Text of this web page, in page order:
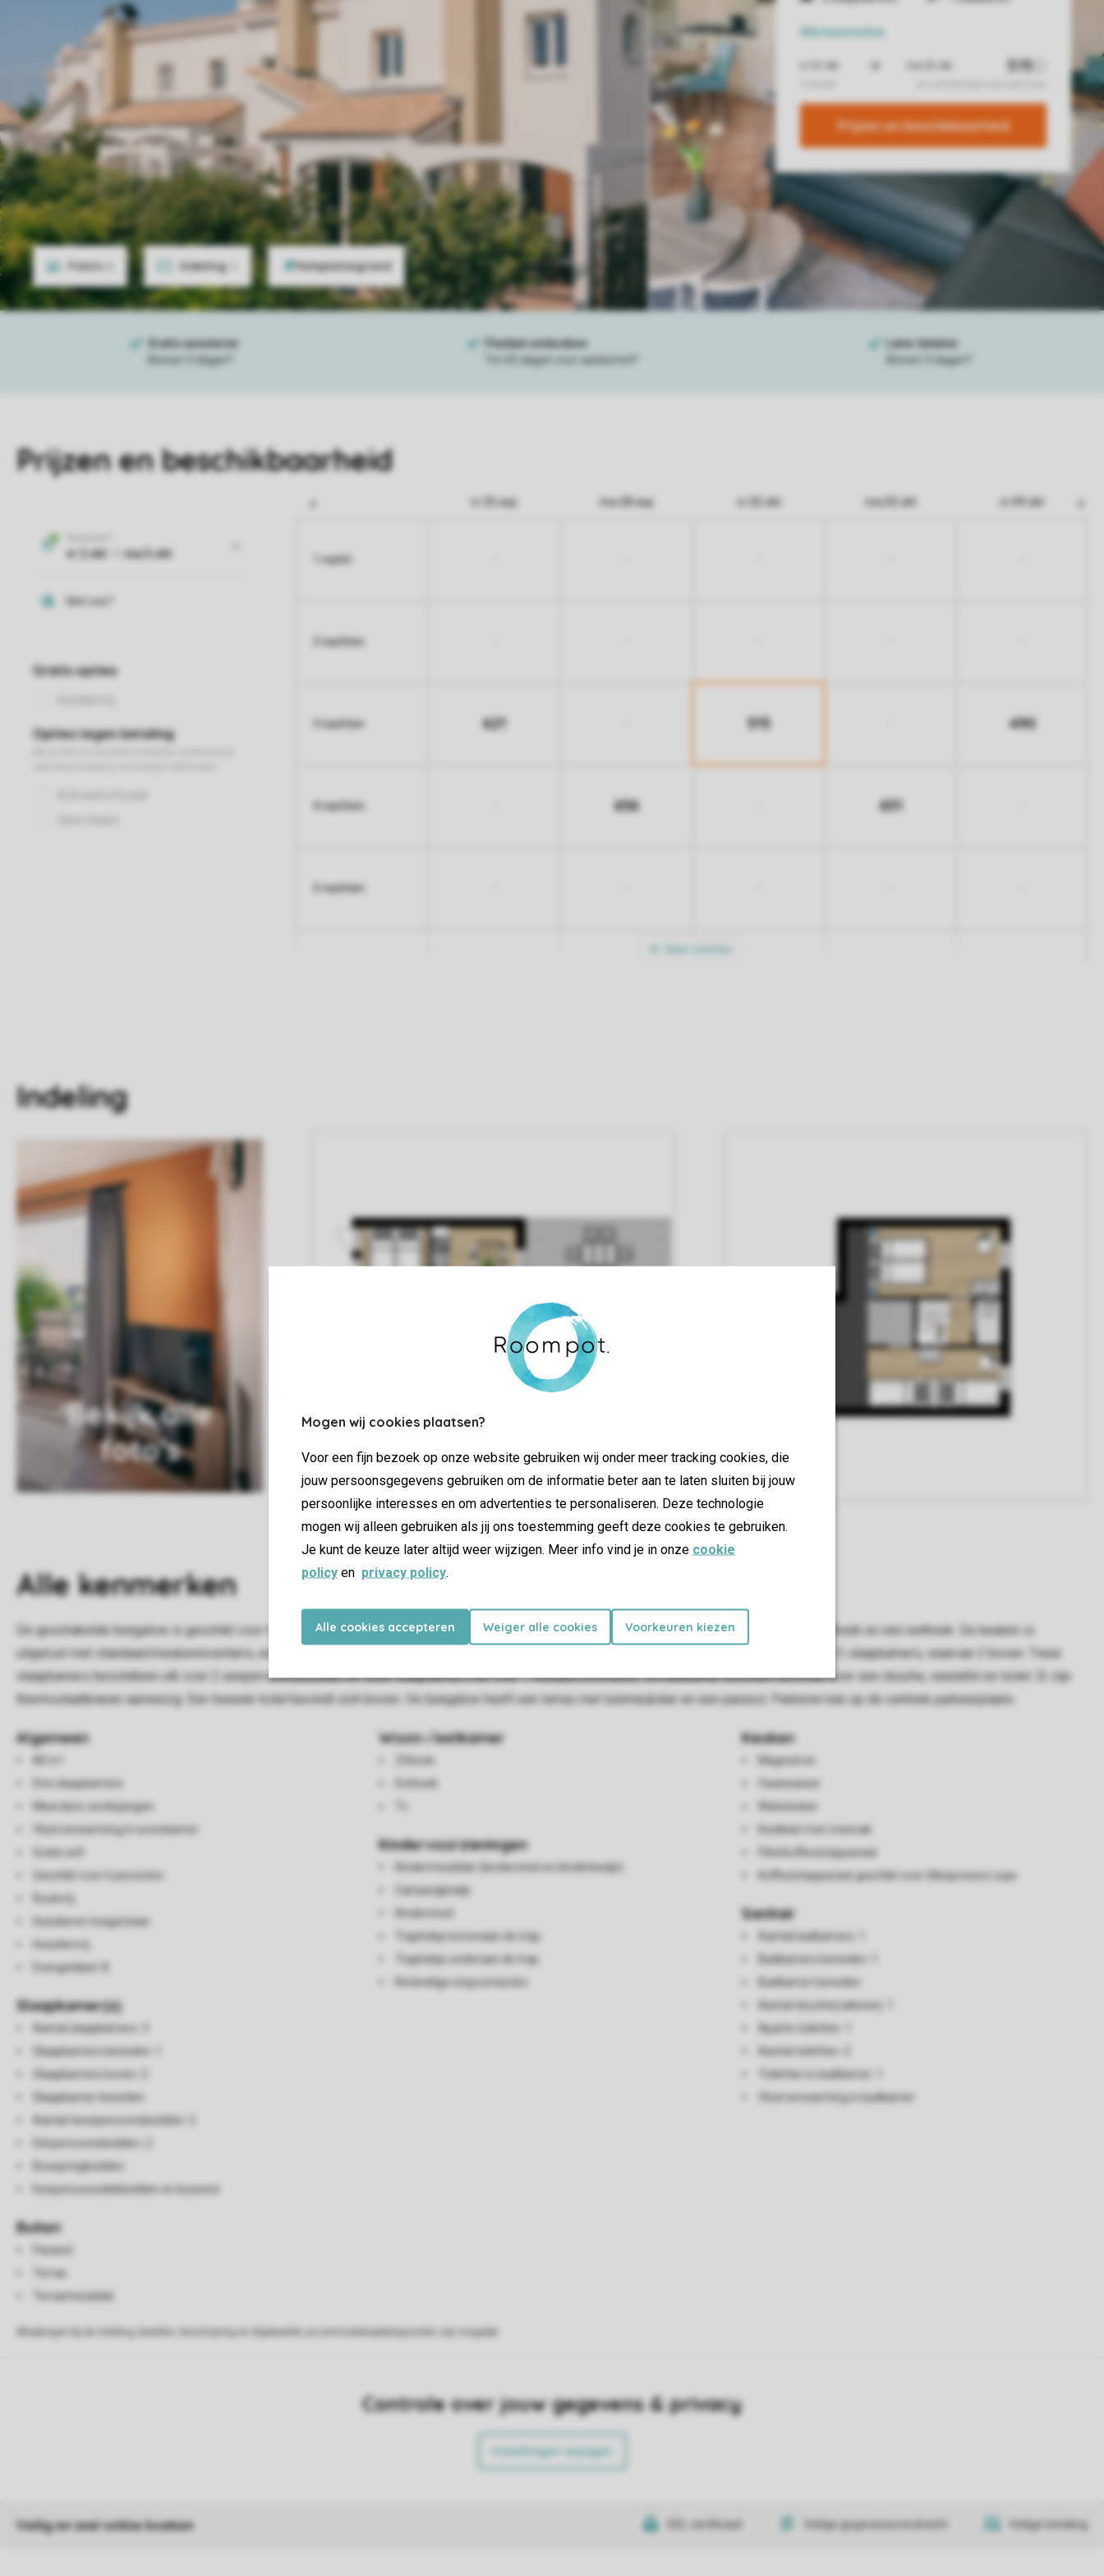
Mogen wij cookies plaatsen?
Voor een fijn bezoek op onze website gebruiken wij onder meer tracking cookies, die
jouw persoonsgegevens gebruiken om de informatie beter aan te laten sluiten bij jouw
persoonlijke interesses en om advertenties te personaliseren. Deze technologie
mogen wij alleen gebruiken als jij ons toestemming geeft deze cookies te gebruiken.
Je kunt de keuze later altijd weer wijzigen. Meer info vind je in onze cookie
policy en privacy policy.
Alle cookies accepteren Weiger alle cookies Voorkeuren kiezen
Foto's Indeling
Alle kenmerken
Prijzen en beschikbaarheid
Prijzen en beschikbaarheid
vr 25 sep ma 28 sep vr 02 okt ma 05 okt vr 09 okt
1 nacht
2 nachten
3 nachten 621 515 490
4 nachten 656 651
5 nachten
Indeling
Bekijk alle
foto's
Allekenmerken
De geschakelde bungalow is geschikt voor 6 personen. In de woonkamer is vloerverwarming aanwezig. De woonkamer is ingericht met een zithoek en een eethoek. De keuken is
uitgerust met standaard keukeninventaris, een vaatwasser, magnetron en koffiecupapparaat. Koken kan op de gaskookplaat. De bungalow heeft 3 slaapkamers, waarvan 2 boven. Twee
slaapkamers beschikken elk over 2 eenpersoonsbedden en twee slaapkamers elk over 1 tweepersoonsbed. De badkamer beneden beschikt over een douche, wastafel en toilet. Er zijn
thermostaatkranen aanwezig. Een tweede toilet bevindt zich boven. De bungalow heeft een terras met tuinmeubilair en een parasol. Parkeren kan op de centrale parkeerplaats.
Algemeen
Drie slaapkamers
Meerdere verdiepingen
Vloerverwarming in woonkamer
Gratis wifi
Geschikt voor 6 personen
Rookvrij
Huisdieren toegestaan
Huisdiervrij
Energielabel: B
Slaapkamer(s)
Aantal slaapkamers: 3
Slaapkamers beneden: 1
Slaapkamers boven: 2
Slaapkamer beneden
Aantal tweepersoonsbedden: 2
Eénpersoonsbedden: 2
Boxspringbedden
Eenpersoonsdekbedden en kussens
Buiten
Parasol
Terras
Terrasmeubilair
Woon-/eetkamer
Zithoek
Eethoek
Kindervoorzieningen
Kindermeubilair (kinderstoel en kinderbedje)
Campingbedje
Kinderstoel
Traphekje bovenaan de trap
Traphekje onderaan de trap
Kindveilige stopcontacten
Keuken
Magnetron
Vaatwasser
Waterkoker
Koelkast met vriesvak
Filterkoffiezetapparaat
Koffiezetapparaat geschikt voor (Nespresso) cups
Sanitair
Aantal badkamers: 1
Badkamers beneden: 1
Badkamer beneden
Aantal douche(cabines): 1
Aparte toiletten: 1
Aantal toiletten: 2
Toiletten in badkamer: 1
Vloerverwarming in badkamer
Controle over jouw gegevens & privacy
Instellingen wijzigen
Veilig en snel online boeken SSL certificaat Veilige gegevensoverdracht Veilige betaling